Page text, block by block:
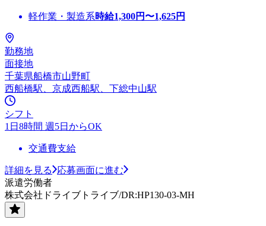
軽作業・製造系時給1,300円〜1,625円
勤務地
面接地
千葉県船橋市山野町
西船橋駅、京成西船駅、下総中山駅
シフト
1日8時間 週5日からOK
交通費支給
詳細を見る
応募画面に進む
派遣労働者
株式会社ドライブトライブ/DR:HP130-03-MH